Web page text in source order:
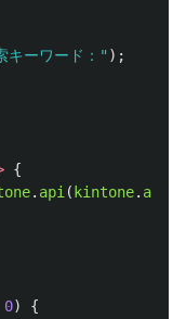
キーワード： " );
{
. api ( kintone. api
0)
{